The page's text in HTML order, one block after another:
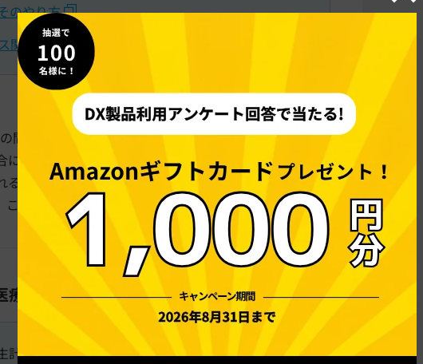
のやり方
連 助成金などの課税関係
間に自己又は自己と生計を一にする配偶者やその他の
おいて、その支払った医療費が一定額を超えるとき
る金額（下記「医療費控除の対象となる金額」 参照）の
れを
医療費控除 といいます。
療費の要件
計を一にする配偶者やその他の親族のために支払っ